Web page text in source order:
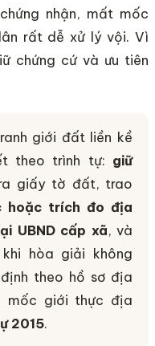
nhận, mất mốc
rất dễ xử lý vội. Vì
chứng cứ và ưu tiên
giới đất liền kề
theo trình tự: giữ
giấy tờ đất, trao
hoặc trích đo địa
UBND cấp xã, và
khi hòa giải không
theo hồ sơ địa
mốc giới thực địa
2015.